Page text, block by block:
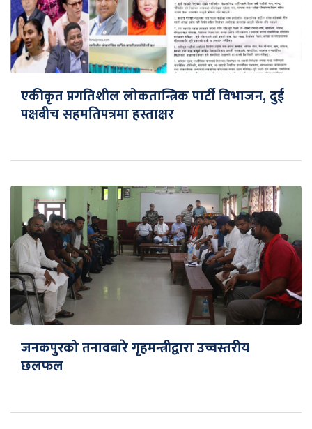
एकीकृत प्रगतिशील लोकतान्त्रिक पार्टी विभाजन, दुई
पक्षबीच सहमतिपत्रमा हस्ताक्षर
जनकपुरको तनावबारे गृहमन्त्रीद्वारा उच्चस्तरीय
छलफल